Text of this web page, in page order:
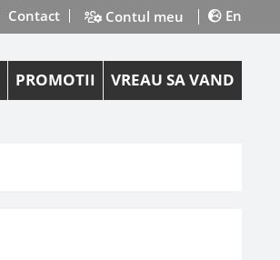
Contact Contul meu En
PROMOTII VREAU SA VAND